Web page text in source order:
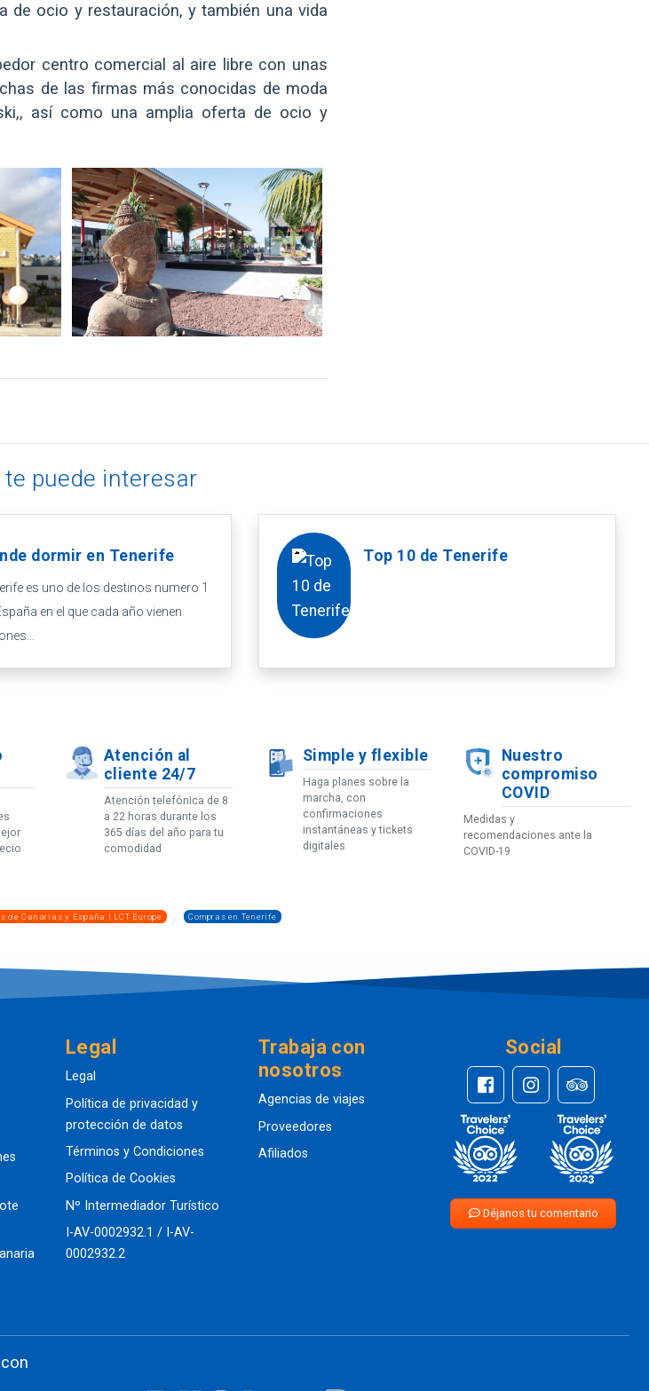
ocio y restauración, y también una vida
centro comercial al aire libre con unas
de las firmas más conocidas de moda
así como una amplia oferta de ocio y
puede interesar
dormir en Tenerife
es uno de los destinos numero 1
en el que cada año vienen
Top 10 de Tenerife
Atención al
cliente 24/7
Atención telefónica de 8
a 22 horas durante los
365 días del año para tu
comodidad
Simple y flexible
Haga planes sobre la
marcha, con
confirmaciones
instantáneas y tickets
digitales
Nuestro
compromiso
COVID
Medidas y
recomendaciones ante la
COVID-19
Canarias y España | LCT Europe Compras en Tenerife
Legal
Legal
Política de privacidad y
protección de datos
Términos y Condiciones
Política de Cookies
Nº Intermediador Turístico
I-AV-0002932.1 / I-AV-
0002932.2
Trabaja con
nosotros
Agencias de viajes
Proveedores
Afiliados
Social
Déjanos tu comentario